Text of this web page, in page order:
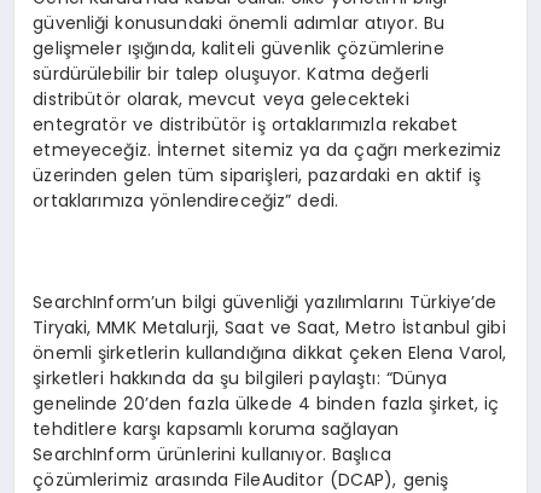
güvenliği konusundaki önemli adımlar atıyor. Bu
gelişmeler ışığında, kaliteli güvenlik çözümlerine
sürdürülebilir bir talep oluşuyor. Katma değerli
distribütör olarak, mevcut veya gelecekteki
entegratör ve distribütör iş ortaklarımızla rekabet
etmeyeceğiz. İnternet sitemiz ya da çağrı merkezimiz
üzerinden gelen tüm siparişleri, pazardaki en aktif iş
ortaklarımıza yönlendireceğiz” dedi.
SearchInform’un bilgi güvenliği yazılımlarını Türkiye’de
Tiryaki, MMK Metalurji, Saat ve Saat, Metro İstanbul gibi
önemli şirketlerin kullandığına dikkat çeken Elena Varol,
şirketleri hakkında da şu bilgileri paylaştı: “Dünya
genelinde 20’den fazla ülkede 4 binden fazla şirket, iç
tehditlere karşı kapsamlı koruma sağlayan
SearchInform ürünlerini kullanıyor. Başlıca
çözümlerimiz arasında FileAuditor (DCAP), geniş